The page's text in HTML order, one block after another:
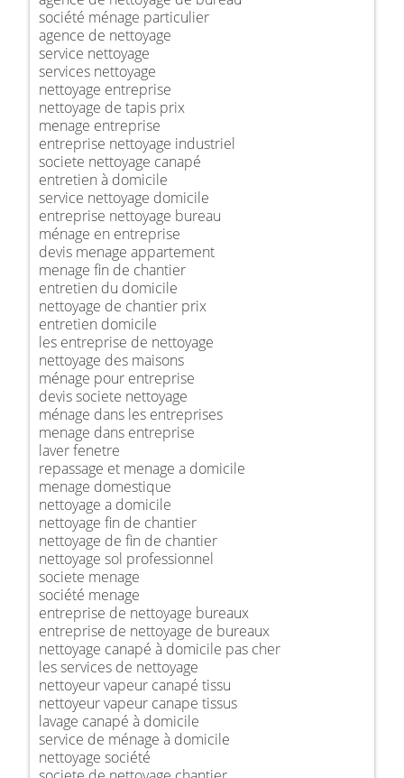
société ménage particulier
agence de nettoyage
service nettoyage
services nettoyage
nettoyage entreprise
nettoyage de tapis prix
menage entreprise
entreprise nettoyage industriel
societe nettoyage canapé
entretien à domicile
service nettoyage domicile
entreprise nettoyage bureau
ménage en entreprise
devis menage appartement
menage fin de chantier
entretien du domicile
nettoyage de chantier prix
entretien domicile
les entreprise de nettoyage
nettoyage des maisons
ménage pour entreprise
devis societe nettoyage
ménage dans les entreprises
menage dans entreprise
laver fenetre
repassage et menage a domicile
menage domestique
nettoyage a domicile
nettoyage fin de chantier
nettoyage de fin de chantier
nettoyage sol professionnel
societe menage
société menage
entreprise de nettoyage bureaux
entreprise de nettoyage de bureaux
nettoyage canapé à domicile pas cher
les services de nettoyage
nettoyeur vapeur canapé tissu
nettoyeur vapeur canape tissus
lavage canapé à domicile
service de ménage à domicile
nettoyage société